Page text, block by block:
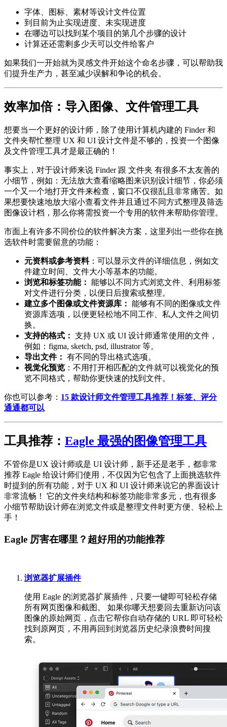
字体、图标、素材等设计文件位置
到目前为止实现进度、未实现进度
在哪边可以找到某个项目的第几个步骤的设计
计算还还需剩多少天可以交件给客户
如果我们一开始就为灵感文件开始这个命名步骤，可以帮助我
们提升生产力，甚至减少误解和争论的机会。
效率加倍：导入图像、文件管理工具
想要当一个更好的设计师，除了使用计算机内建的 Finder 和
文件夹帮忙整理 UX 和 UI 设计文件是不够的，投资一个图像
及文件管理工具才是最正确的！
事实上，对于设计师来说 Finder 跟 文件夹 有很多不太友善的
小细节，例如：无法放大查看缩略图来识别设计细节，你必须
一个又一个地打开文件来检查，窗口不仅很乱且非常痛苦。如
果想要快速地放大缩小查看文件并且通过不同方式整理及筛选
图像设计档，那么你将需投资一个专用的软件来帮助你管理。
市面上有许多不同价位的软件解决方案，这里列出一些你在挑
选软件时需要留意的功能：
元资料或参考资料：可以显示文件的详细信息，例如文
件建立时间、文件大小等基本的功能。
浏览和标签功能： 能够以不同方式浏览文件、利用标签
对文件进行分类，以便日后搜索或整理。
建立多个图像或文件资源库： 能够有不同的图像或文件
资源库选项，以便更轻松地不同工作、私人文件之间切
换。
支持的格式： 支持 UX 或 UI 设计师通常使用的文件，
例如：figma, sketch, psd, illustrator 等。
导出文件： 有不同的导出格式选项。
视觉化预览 ：不用打开相匹配的文件就可以视觉化的预
览不同格式，帮助你更快速的找到文件。
你也可以参考： 15 款设计师文件管理工具推荐！标签、评分
通通都可以
工具推荐： Eagle 最强的图像管理工具
不管你是UX 设计师或是 UI 设计师，新手还是老手，都非常
推荐 Eagle 给设计师们使用，不仅因为它包含了上面挑选软件
时提到的所有功能，对于 UX 和 UI 设计师来说它的界面设计
非常流畅！ 它的文件夹结构和标签功能非常多元，也有很多
小细节帮助设计师在浏览文件或是整理文件时更方便、轻松上
手！
Eagle 厉害在哪里？超好用的功能推荐
浏览器扩展插件
使用 Eagle 的浏览器扩展插件，只要一键即可轻松存储
所有网页图像和截图。 如果你哪天想要回去重新访问该
图像的原始网页，点击它帮你自动存储的 URL 即可轻松
找到原网页，不用再回到浏览器历史纪录浪费时间搜
索。